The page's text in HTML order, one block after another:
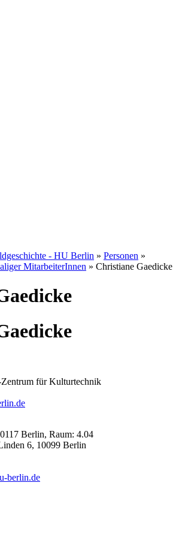
- HU Berlin » Personen »
MitarbeiterInnen » Christiane Gaedicke
für Kulturtechnik
Berlin, Raum: 4.04
6, 10099 Berlin
berlin.de